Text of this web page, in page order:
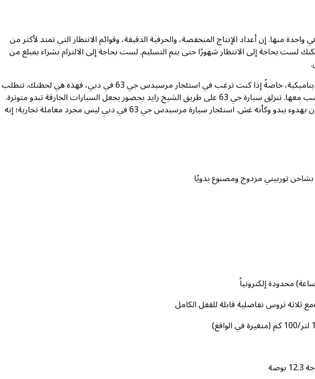
قليلة من السيارات ترتفع قيمتها. جي 63 هي واحدة منها. إن أعداد الإنتاج المنخفضة، والحرفية الدقيقة، وقوائم الانتظار التي تمتد لأكثر من
لست بحاجة إلى الانتظار شهورًا حتى يتم التسليم. لست بحاجة إلى الالتزام بشراء بمبلغ من
بالنسبة لأولئك المقيمين في أكثر مدن العالم ديناميكية، خاصةً إذا كنت ترغب في استئجار مرسيدس جي 63 في دبي، فهذه هي لحظتك. تتطلب
الهندسة المعمارية الفائقة في دبي سيارة تتناسب معها. تنزلق سيارة جي 63 على طريق الشيخ زايد بحضور يجعل السيارات الخارقة تبدو متوترة.
وتوقف بثقة عند برج العرب. وتتعامل مع الكثبان بهدوء يبدو وكأنه غش. استئجار سيارة مرسيدس جي 63 في دبي ليس مجرد معاملة تجارية؛ إنه